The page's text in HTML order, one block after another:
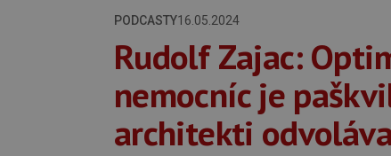
PODCASTY16.05.2024
Rudolf Zajac:
nemocníc je
architekti